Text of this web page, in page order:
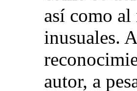
así como al
inusuales.
autor, a